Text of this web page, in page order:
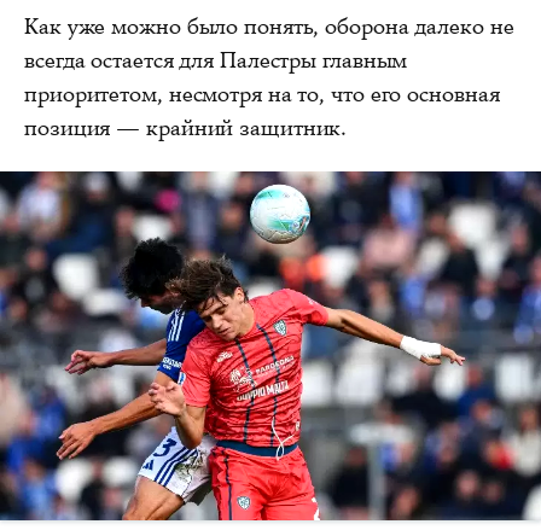
Как уже можно было понять, оборона далеко не
всегда остается для Палестры главным
приоритетом, несмотря на то, что его основная
позиция — крайний защитник.